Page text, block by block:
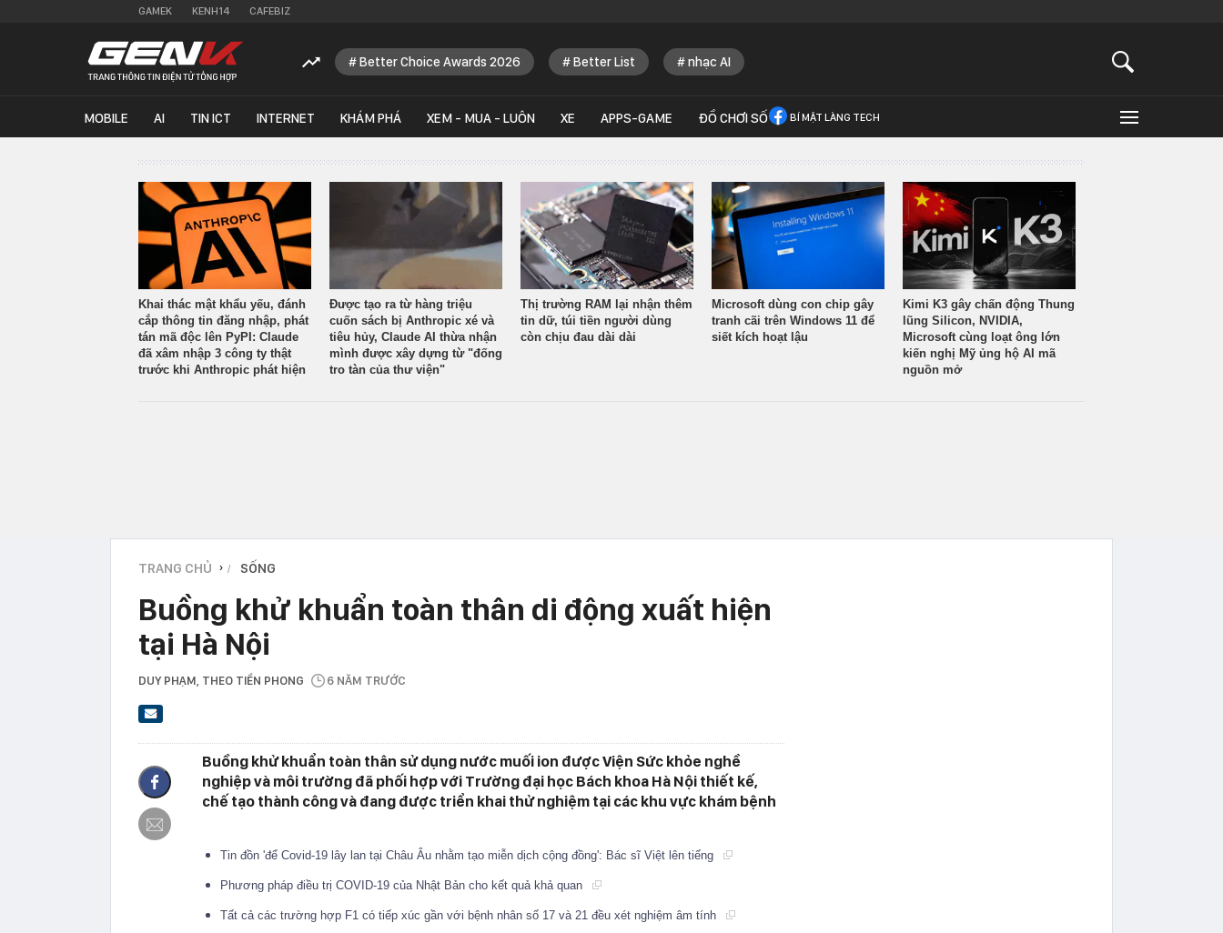
GAMEK KENH14 CAFEBIZ
Better Choice Awards 2026 Better List nhạc AI
MOBILE AI TIN ICT INTERNET KHÁM PHÁ XEM - MUA - LUÔN XE APPS-GAME ĐỒ CHƠI SỐ BÍ MẬT LÀNG TECH
Khai thác mật khẩu yếu, đánh
cắp thông tin đăng nhập, phát
tán mã độc lên PyPI: Claude
đã xâm nhập 3 công ty thật
trước khi Anthropic phát hiện
Được tạo ra từ hàng triệu
cuốn sách bị Anthropic xé và
tiêu hủy, Claude AI thừa nhận
mình được xây dựng từ "đống
tro tàn của thư viện"
Thị trường RAM lại nhận thêm
tin dữ, túi tiền người dùng
còn chịu đau dài dài
Microsoft dùng con chip gây
tranh cãi trên Windows 11 để
siết kích hoạt lậu
Kimi K3 gây chấn động Thung
lũng Silicon, NVIDIA,
Microsoft cùng loạt ông lớn
kiến nghị Mỹ ủng hộ AI mã
nguồn mở
TRANG CHỦ › SỐNG
Buồng khử khuẩn toàn thân di động xuất hiện
tại Hà Nội
DUY PHẠM , THEO TIỀN PHONG 6 NĂM TRƯỚC
Buồng khử khuẩn toàn thân sử dụng nước muối ion được Viện Sức khỏe nghề
nghiệp và môi trường đã phối hợp với Trường đại học Bách khoa Hà Nội thiết kế,
chế tạo thành công và đang được triển khai thử nghiệm tại các khu vực khám bệnh
Tin đồn 'để Covid-19 lây lan tại Châu Âu nhằm tạo miễn dịch cộng đồng': Bác sĩ Việt lên tiếng
Phương pháp điều trị COVID-19 của Nhật Bản cho kết quả khả quan
Tất cả các trường hợp F1 có tiếp xúc gần với bệnh nhân số 17 và 21 đều xét nghiệm âm tính